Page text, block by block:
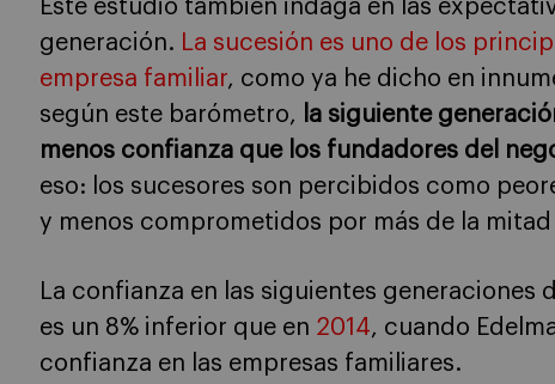
Este estudio también indaga en las
generación. La sucesión es uno de los
empresa familiar, como ya he dicho en
según este barómetro,
la siguiente
menos confianza que los fundadores del
eso: los sucesores son percibidos como
y menos comprometidos por más de la
La confianza en las siguientes generaciones
es un 8% inferior que en 2014, cuando
confianza en las empresas familiares.